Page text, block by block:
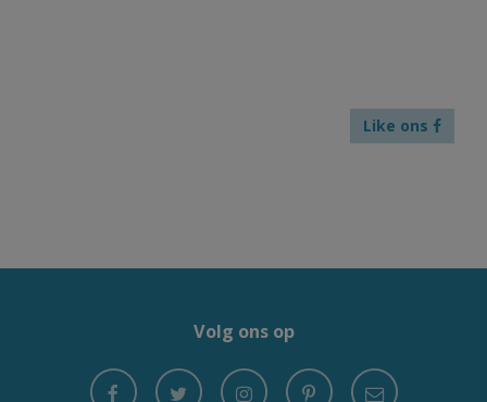
Like ons
Volg ons op